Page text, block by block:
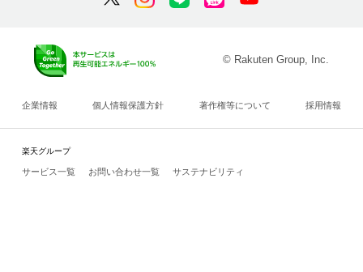
© Rakuten Group, Inc.
企業情報 個人情報保護方針 著作権等について 採用情報
楽天グループ
サービス一覧 お問い合わせ一覧 サステナビリティ